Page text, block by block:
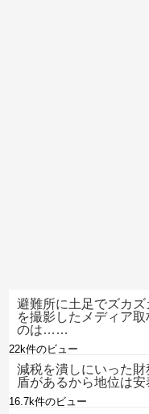
避難所に土足でズカ
を撮影したメディア
のは……
22k件のビュー
減税を潰しにいった
盾があるから地位は
16.7k件のビュー